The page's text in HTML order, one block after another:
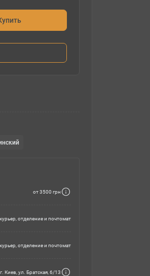
от 3500 грн
курьер, отделение и почтомат
курьер, отделение и почтомат
г. Киев, ул. Братская, 6/13